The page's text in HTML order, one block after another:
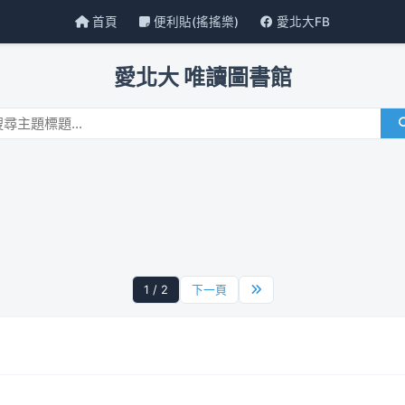
首頁 便利貼(搖搖樂) 愛北大FB
愛北大 唯讀圖書館
1 / 2 下一頁